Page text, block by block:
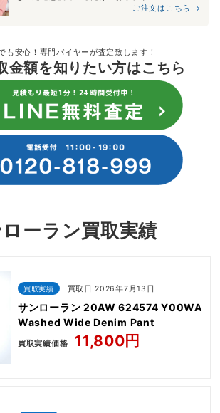
ご注文はこちら
も安心！専門バイヤーが査定致します！
金額を知りたい方はこちら
ーラン買取実績
買取実績 買取日 2026年7月13日
サンローラン 20AW 624574 Y00WA
Washed Wide Denim Pant
買取実績価格 11,800円